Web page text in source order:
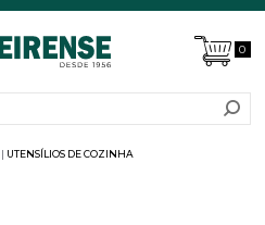
0
UTENSÍLIOS DE COZINHA